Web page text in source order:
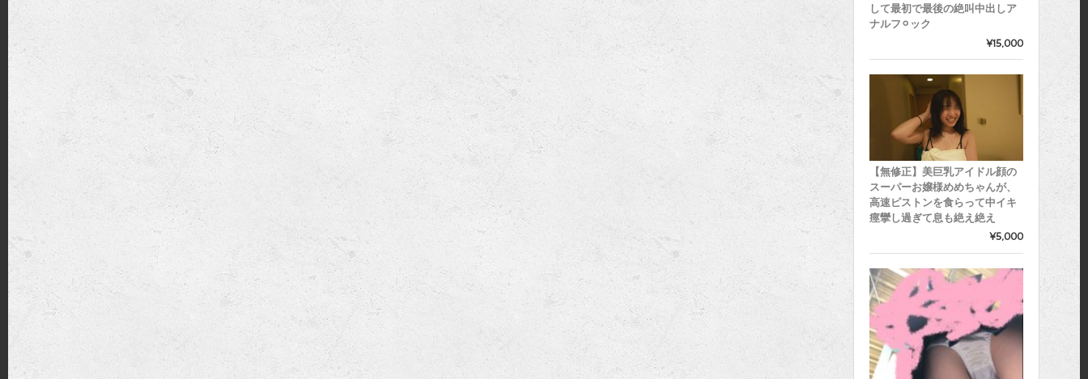
して最初で最後の絶叫中出しア
ナルフ⚪︎ック
¥15,000
【無修正】美巨乳アイドル顔の
スーパーお嬢様めめちゃんが、
高速ピストンを食らって中イキ
痙攣し過ぎて息も絶え絶え
¥5,000